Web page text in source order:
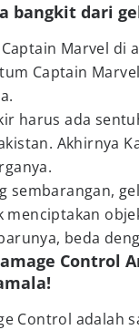
bangkit dari
Marvel di
Captain
harus ada
Akhirnya
sembarangan,
menciptakan
beda
Control
Control adalah